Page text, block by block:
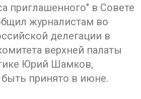
приглашенного" в Совете
журналистам во
делегации в
верхней палаты
Юрий Шамков,
принято в июне.